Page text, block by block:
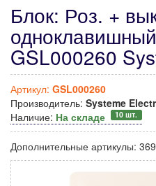
Блок: Роз. +
GSL000260
Артикул: GSL000260
Производитель: Systeme
Наличие: На складе 10 шт.
Дополнительные артикулы: